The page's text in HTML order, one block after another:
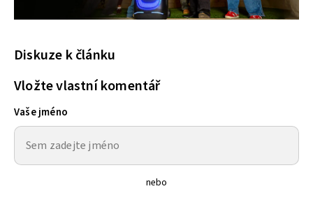
Diskuze k článku
Vložte vlastní komentář
Vaše jméno
nebo